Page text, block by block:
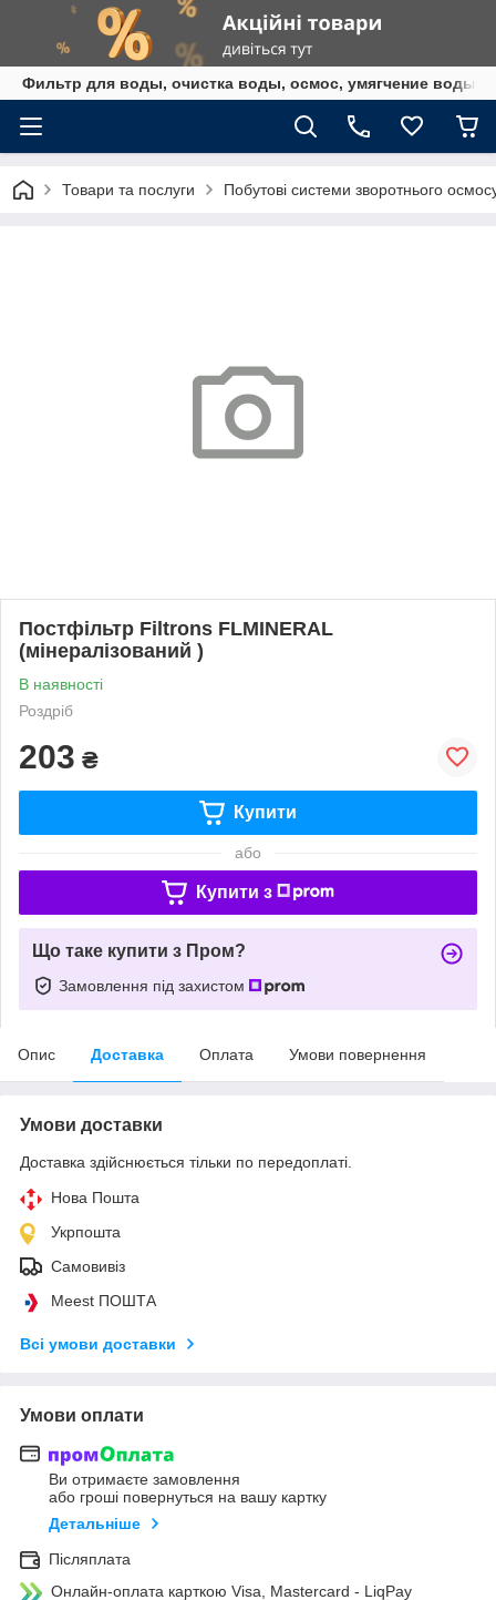
Фильтр для воды, очистка воды, осмос, умягчение воды,
Товари та послуги Побутові системи зворотнього
Постфільтр Filtrons FLMINERAL
(мінералізований )
В наявності
Роздріб
203 ₴
Купити
або
Купити з
Що таке купити з Пром?
Замовлення під захистом
Опис Доставка Оплата Умови повернення
Умови доставки
Доставка здійснюється тільки по передоплаті.
Нова Пошта
Укрпошта
Самовивіз
Meest ПОШТА
Всі умови доставки
Умови оплати
Ви отримаєте замовлення
або гроші повернуться на вашу картку
Детальніше
Післяплата
Онлайн-оплата карткою Visa, Mastercard - LiqPay